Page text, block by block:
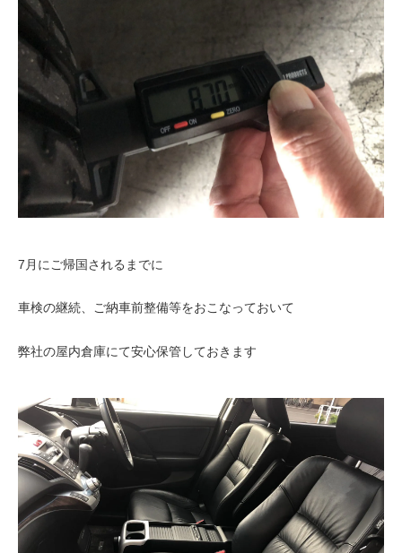
7月にご帰国されるまでに
車検の継続、ご納車前整備等をおこなっておいて
弊社の屋内倉庫にて安心保管しておきます